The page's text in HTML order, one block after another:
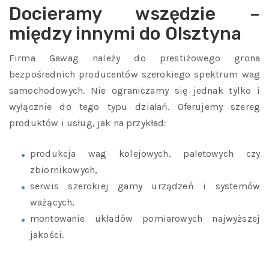
Docieramy wszędzie –
między innymi do Olsztyna
Firma Gawag należy do prestiżowego grona
bezpośrednich producentów szerokiego spektrum wag
samochodowych. Nie ograniczamy się jednak tylko i
wyłącznie do tego typu działań. Oferujemy szereg
produktów i usług, jak na przykład:
produkcja wag kolejowych, paletowych czy
zbiornikowych,
serwis szerokiej gamy urządzeń i systemów
ważących,
montowanie układów pomiarowych najwyższej
jakości.